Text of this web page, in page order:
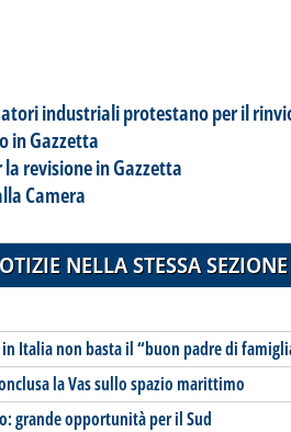
industriali protestano per il
in Gazzetta
revisione in Gazzetta
Camera
NELLA STESSA SEZIONE
Italia non basta il “buon padre di
la Vas sullo spazio marittimo
grande opportunità per il Sud